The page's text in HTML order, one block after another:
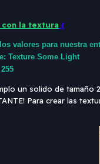
con la textura {
valores para nuestra
Texture Some Light
un solido de tamaño
Para crear las